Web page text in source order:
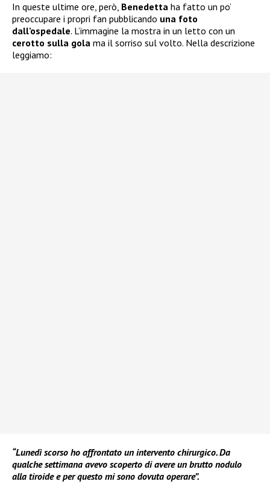
In queste ultime ore, però, Benedetta ha fatto un po’
preoccupare i propri fan pubblicando una foto
dall’ospedale. L’immagine la mostra in un letto con un
cerotto sulla gola ma il sorriso sul volto. Nella descrizione
leggiamo:
“Lunedì scorso ho affrontato un intervento chirurgico. Da
qualche settimana avevo scoperto di avere un brutto nodulo
alla tiroide e per questo mi sono dovuta operare”.